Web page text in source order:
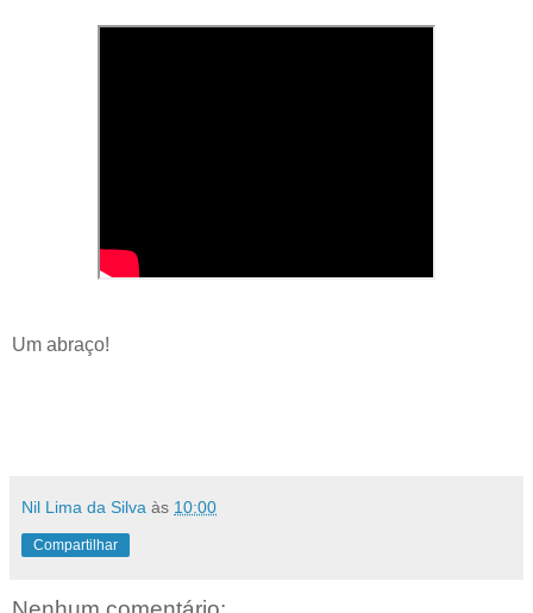
Um abraço!
Nil Lima da Silva às 10:00
Compartilhar